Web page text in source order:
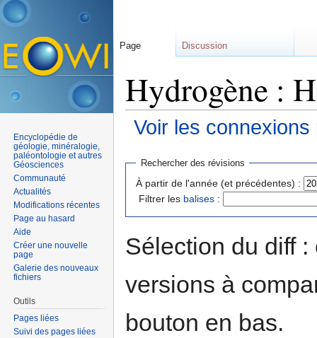
Hydrogène :
Voir les
Rechercher des révisions
À partir de l'année (et précédentes) :
Filtrer les balises :
Sélection du diff
versions à
bouton en bas.
Page Discussion
Encyclopédie de
géologie, minéralogie,
paléontologie et autres
Géosciences
Communauté
Actualités
Modifications récentes
Page au hasard
Aide
Créer une nouvelle
page
Galerie des nouveaux
fichiers
Outils
Pages liées
Suivi des pages liées